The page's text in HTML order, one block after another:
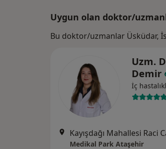
Uygun olan doktor/
Bu doktor/uzmanlar Üsküdar,
Uzm.
Demir
İç
Medikal Park Ataşehir